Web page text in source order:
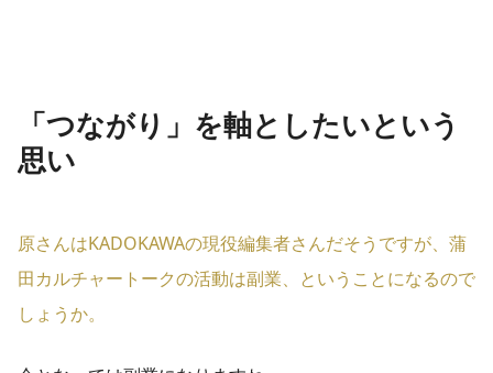
「つながり」を軸としたいという
思い
原さんはKADOKAWAの現役編集者さんだそうですが、蒲
田カルチャートークの活動は副業、ということになるので
しょうか。